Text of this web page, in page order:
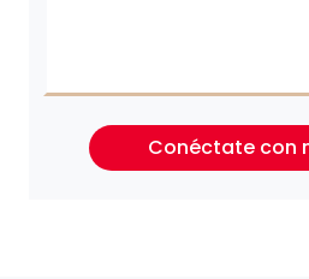
Conéctate con